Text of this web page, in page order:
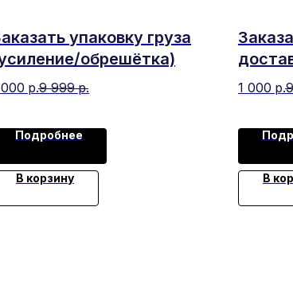
упаковку груза
обрешётка)
р.9 999 р.
Подробнее
В корзину
Китая
1 000 р.
В